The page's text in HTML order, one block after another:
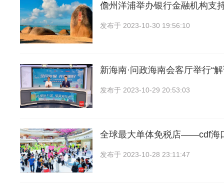
儋州洋浦举办银行金融机构支
发布于 2023-10-30 19:56:10
新海南·问政海南会客厅举行“
发布于 2023-10-29 20:53:03
全球最大单体免税店——cdf海
发布于 2023-10-28 23:11:47